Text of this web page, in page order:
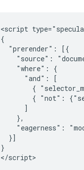
<script
{
  "prerender": [{
"source":
    "where": {
      "and": [
{
{ "not":
      ]
    },
"eagerness":
  }]
}